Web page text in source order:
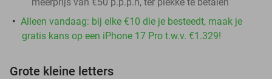
Alleen vandaag: bij elke €10 die je besteedt, maak je
gratis kans op een iPhone 17 Pro t.w.v. €1.329!
Grote kleine letters